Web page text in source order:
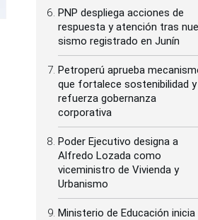
PNP despliega acciones de
respuesta y atención tras
sismo registrado en Junín
Petroperú aprueba
que fortalece sostenibilidad y
refuerza gobernanza
corporativa
Poder Ejecutivo designa a
Alfredo Lozada como
viceministro de Vivienda y
Urbanismo
Ministerio de Educación inicia